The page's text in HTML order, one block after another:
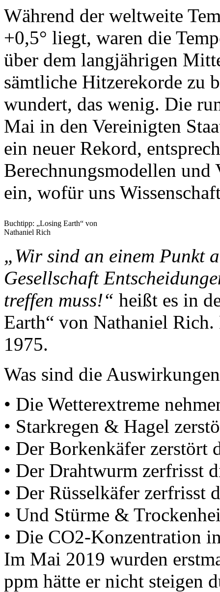
Während der weltweite
+0,5° liegt, waren die
über dem langjährigen
sämtliche Hitzerekorde zu
wundert, das wenig. Die
Mai in den Vereinigten
ein neuer Rekord,
Berechnungsmodellen
ein, wofür uns
Buchtipp: „Losing Earth“ von
Nathaniel Rich
„Wir sind an einem Punkt
Gesellschaft
treffen muss!“ heißt es in
Earth“ von Nathaniel Rich.
1975.
Was sind die
• Die Wetterextreme
• Starkregen & Hagel
• Der Borkenkäfer zerstört
• Der Drahtwurm zerfrisst
• Der Rüsselkäfer zerfrisst
• Und Stürme &
• Die CO2-Konzentration
Im Mai 2019 wurden
ppm hätte er nicht steigen